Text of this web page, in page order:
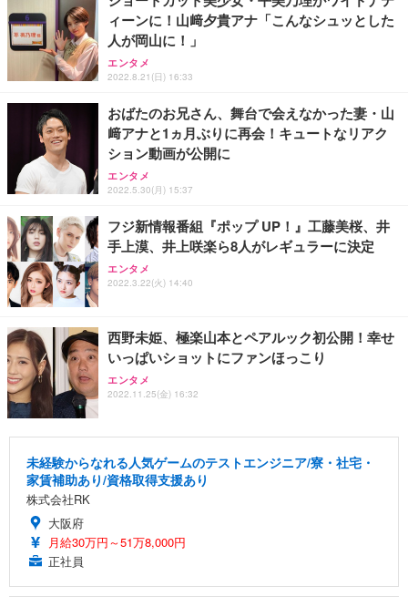
ィーンに！山﨑夕貴アナ「こんなシュッとした
人が岡山に！」
エンタメ
2022.8.21(日) 16:33
おばたのお兄さん、舞台で会えなかった妻・山
﨑アナと1ヵ月ぶりに再会！キュートなリアク
ション動画が公開に
エンタメ
2022.5.30(月) 15:37
フジ新情報番組『ポップ UP！』工藤美桜、井
手上漠、井上咲楽ら8人がレギュラーに決定
エンタメ
2022.3.22(火) 14:40
西野未姫、極楽山本とペアルック初公開！幸せ
いっぱいショットにファンほっこり
エンタメ
2022.11.25(金) 16:32
未経験からなれる人気ゲームのテストエンジニア/寮・社宅・
家賃補助あり/資格取得支援あり
株式会社RK
大阪府
月給30万円～51万8,000円
正社員